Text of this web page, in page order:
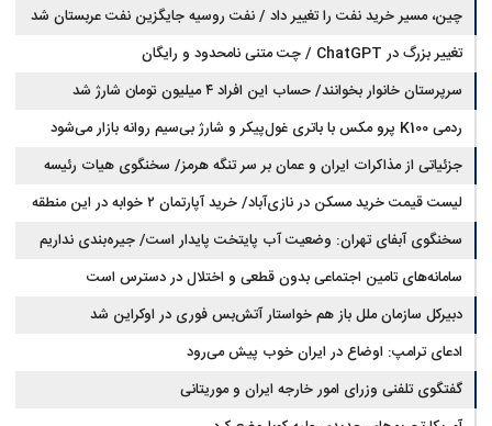
چین، مسیر خرید نفت را تغییر داد / نفت روسیه جایگزین نفت عربستان شد
تغییر بزرگ در ChatGPT / چت متنی نامحدود و رایگان
سرپرستان خانوار بخوانند/ حساب این افراد ۴ میلیون تومان شارژ شد
ردمی K100 پرو مکس با باتری غول‌پیکر و شارژ بی‌سیم روانه بازار می‌شود
جزئیاتی از مذاکرات ایران و عمان بر سر تنگه هرمز/ سخنگوی هیات رئیسه
مجلس: بیانیه‌ای شامل تصحیح مسیر تردد دریایی در تنگه، در آستانه نهایی شدن
است
لیست قیمت خرید مسکن در نازی‌آباد/ خرید آپارتمان ۲ خوابه در این منطقه
چقدر سرمایه نیاز دارد؟ + جدول مردادماه ۱۴۰۵
سخنگوی آبفای تهران: وضعیت آب پایتخت پایدار است/ جیره‌بندی نداریم
سامانه‌های تامین اجتماعی بدون قطعی و اختلال در دسترس است
دبیرکل سازمان ملل باز هم خواستار آتش‌بس فوری در اوکراین شد
ادعای ترامپ: اوضاع در ایران خوب پیش می‌رود
گفتگوی تلفنی وزرای امور خارجه ایران و موریتانی